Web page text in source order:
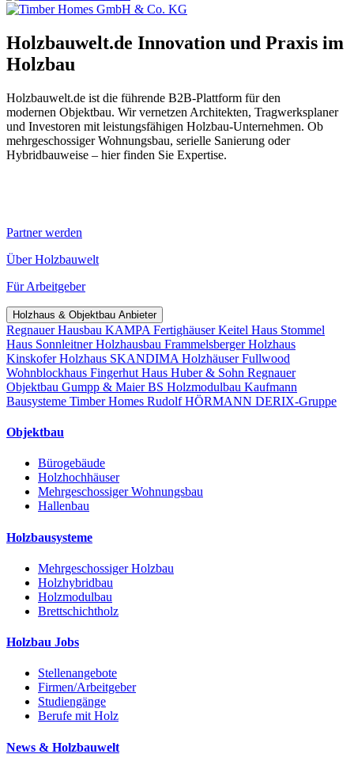
Holzbauwelt.de Innovation und Praxis im
Holzbau
Holzbauwelt.de ist die führende B2B-Plattform für den
modernen Objektbau. Wir vernetzen Architekten, Tragwerksplaner
und Investoren mit leistungsfähigen Holzbau-Unternehmen. Ob
mehrgeschossiger Wohnungsbau, serielle Sanierung oder
Hybridbauweise – hier finden Sie Expertise.
Partner werden
Über Holzbauwelt
Für Arbeitgeber
Holzhaus & Objektbau Anbieter
Regnauer Hausbau KAMPA FertighäuserKeitel Haus Stommel
Haus Sonnleitner Holzhausbau Frammelsberger Holzhaus
Kinskofer Holzhaus SKANDIMA HolzhäuserFullwood
Wohnblockhaus Fingerhut Haus Huber & Sohn Regnauer
Objektbau Gumpp & MaierBS Holzmodulbau Kaufmann
Bausysteme Timber Homes Rudolf HÖRMANN DERIX-Gruppe
Objektbau
Bürogebäude
Holzhochhäuser
Mehrgeschossiger Wohnungsbau
Hallenbau
Holzbausysteme
Mehrgeschossiger Holzbau
Holzhybridbau
Holzmodulbau
Brettschichtholz
Holzbau Jobs
Stellenangebote
Firmen/Arbeitgeber
Studiengänge
Berufe mit Holz
News & Holzbauwelt